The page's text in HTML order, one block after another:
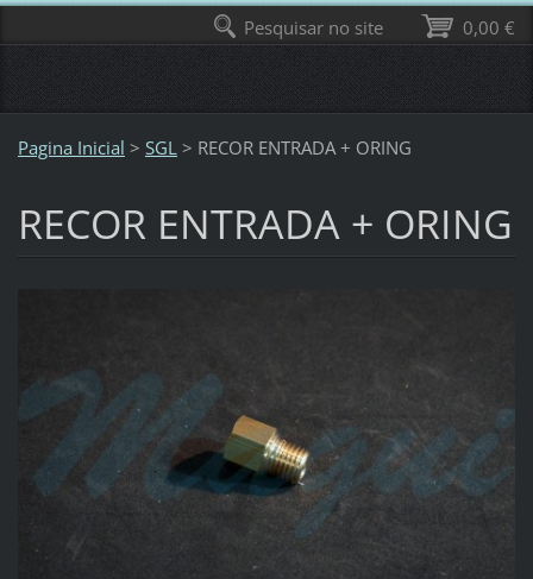
Pagina Inicial > SGL > RECOR ENTRADA + ORING
RECOR ENTRADA + ORING
0,00 €
Pesquisar no site